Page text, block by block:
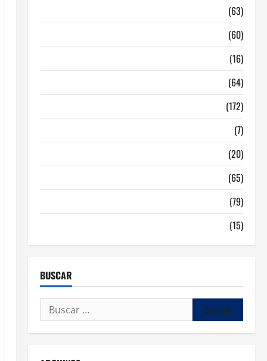
(63)
(60)
(16)
(64)
(172)
(7)
(20)
(65)
(79)
(15)
BUSCAR